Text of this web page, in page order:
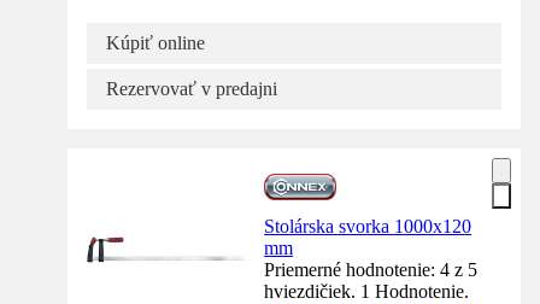
Kúpiť online
Rezervovať v predajni
Stolárska svorka 1000x120
mm
Priemerné hodnotenie: 4 z 5
hviezdičiek. 1 Hodnotenie.